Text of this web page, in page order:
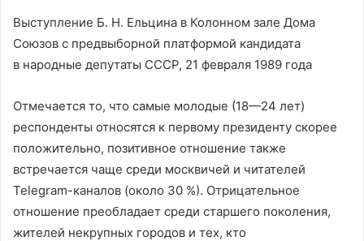
Выступление Б. Н. Ельцина в Колонном зале Дома
Союзов с предвыборной платформой кандидата
в народные депутаты СССР, 21 февраля 1989 года
Отмечается то, что самые молодые (18—24 лет)
респонденты относятся к первому президенту скорее
положительно, позитивное отношение также
встречается чаще среди москвичей и читателей
Telegram-каналов (около 30 %). Отрицательное
отношение преобладает среди старшего поколения,
жителей некрупных городов и тех, кто